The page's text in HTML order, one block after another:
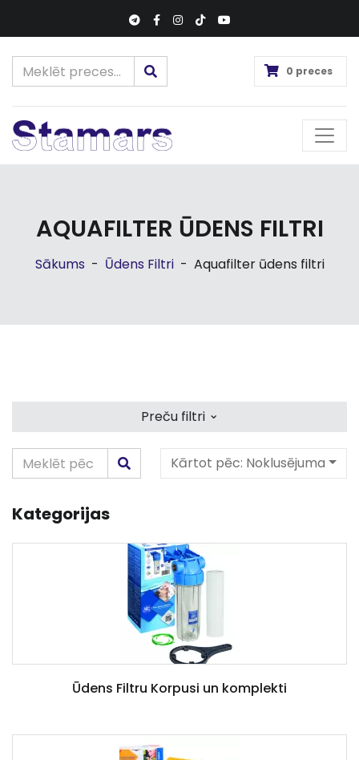
0 preces
AQUAFILTER ŪDENS FILTRI
Sākums - Ūdens Filtri - Aquafilter ūdens filtri
Preču filtri ⌄
Kārtot pēc: Noklusējuma
Kategorijas
Ūdens Filtru Korpusi un komplekti